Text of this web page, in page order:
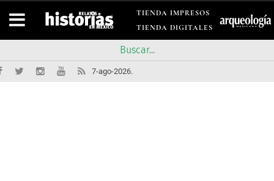
TIENDA IMPRESOS
TIENDA DIGITALES
7-ago-2026.